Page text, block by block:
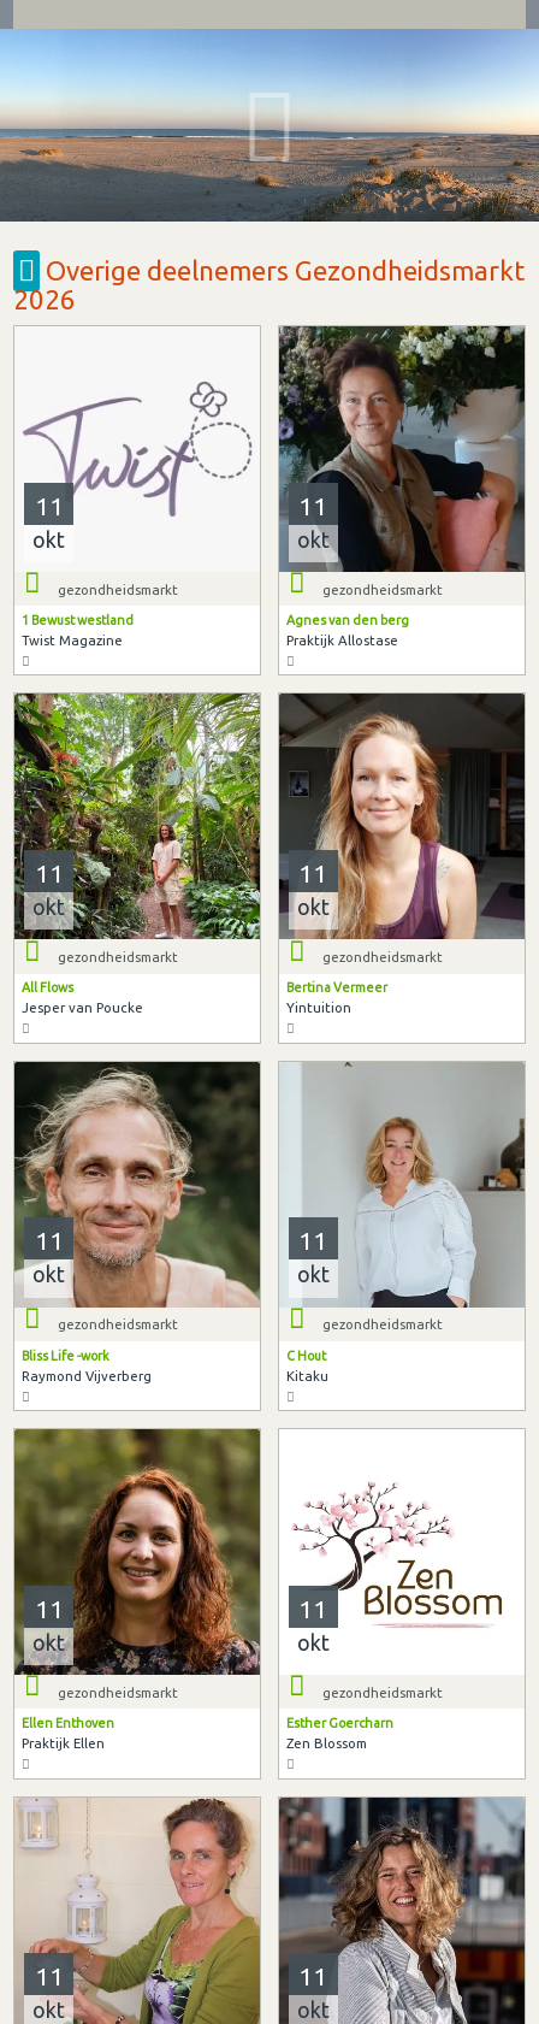
Overige deelnemers Gezondheidsmarkt
2026
11
okt
gezondheidsmarkt
1 Bewust westland
Twist Magazine
11
okt
gezondheidsmarkt
Agnes van den berg
Praktijk Allostase
11
okt
gezondheidsmarkt
All Flows
Jesper van Poucke
11
okt
gezondheidsmarkt
Bertina Vermeer
Yintuition
11
okt
gezondheidsmarkt
Bliss Life -work
Raymond Vijverberg
11
okt
gezondheidsmarkt
C Hout
Kitaku
11
okt
gezondheidsmarkt
Ellen Enthoven
Praktijk Ellen
11
okt
gezondheidsmarkt
Esther Goercharn
Zen Blossom
11
okt
11
okt